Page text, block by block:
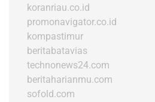
koranriau.co.id
promonavigator.co.id
kompastimur
beritabatavias
technonews24.com
beritaharianmu.com
sofold.com